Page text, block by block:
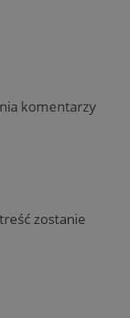
komentarzy
zostanie